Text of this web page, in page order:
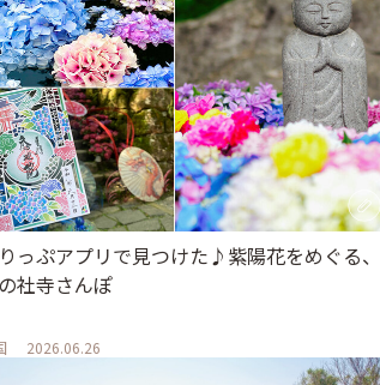
っぷアプリで見つけた♪紫陽花をめぐる、
社寺さんぽ
2026.06.26